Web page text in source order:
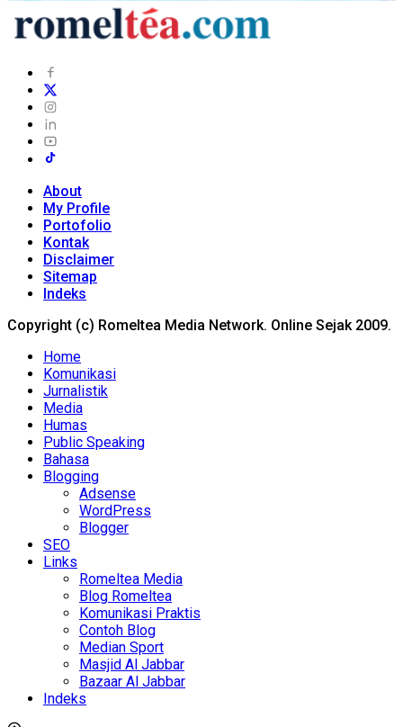
About
My Profile
Portofolio
Kontak
Disclaimer
Sitemap
Indeks
Copyright (c) Romeltea Media Network. Online Sejak 2009.
Home
Komunikasi
Jurnalistik
Media
Humas
Public Speaking
Bahasa
Blogging
Adsense
WordPress
Blogger
SEO
Links
Romeltea Media
Blog Romeltea
Komunikasi Praktis
Contoh Blog
Median Sport
Masjid Al Jabbar
Bazaar Al Jabbar
Indeks